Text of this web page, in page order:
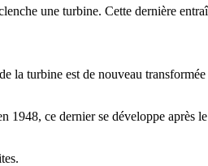
une turbine. Cette dernière
turbine est de nouveau
1948, ce dernier se développe